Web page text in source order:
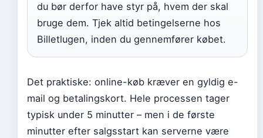
du bør derfor have styr på, hvem der skal
bruge dem. Tjek altid betingelserne hos
Billetlugen, inden du gennemfører købet.
Det praktiske: online-køb kræver en gyldig e-
mail og betalingskort. Hele processen tager
typisk under 5 minutter – men i de første
minutter efter salgsstart kan serverne være